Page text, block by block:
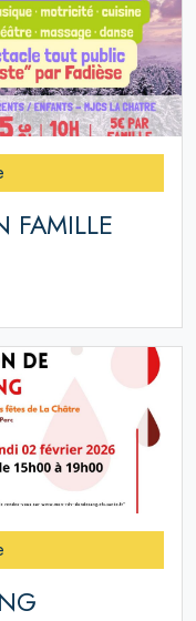
FAMILLE